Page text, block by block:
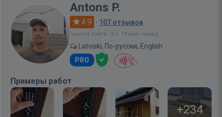
Antons P.
4.9 · 107 отзывов
Был на сайте: 3 ч. 19 мин. назад
Latviski, По-русски, English
PRO
Примеры работ
+234